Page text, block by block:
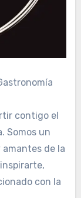
contigo el
Somos un
de la
con la